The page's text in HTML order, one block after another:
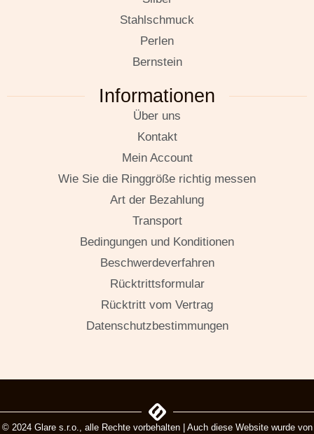
Stahlschmuck
Perlen
Bernstein
Informationen
Über uns
Kontakt
Mein Account
Wie Sie die Ringgröße richtig messen
Art der Bezahlung
Transport
Bedingungen und Konditionen
Beschwerdeverfahren
Rücktrittsformular
Rücktritt vom Vertrag
Datenschutzbestimmungen
© 2024 Glare s.r.o., alle Rechte vorbehalten | Auch diese Website wurde von